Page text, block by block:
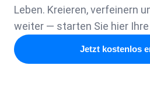
Leben. Kreieren, verfeinern
weiter — starten Sie hier
Jetzt kostenlos